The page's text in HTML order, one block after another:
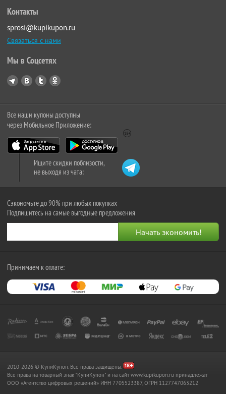
Контакты
sprosi@kupikupon.ru
Связаться с нами
Мы в Соцсетях
Все наши купоны доступны
через Мобильное Приложение:
Ищите скидки поблизости,
не выходя из чата:
Сэкономьте до 90% при любых покупках
Подпишитесь на самые выгодные предложения
Принимаем к оплате:
2010-2026 © КупиКупон. Все права защищены.
Все права на товарный знак "КупиКупон" и на сайт www.kupikupon.ru принадлежат
OOO «Агентство цифровых решений» ИНН 7705523387, ОГРН 1127747063212